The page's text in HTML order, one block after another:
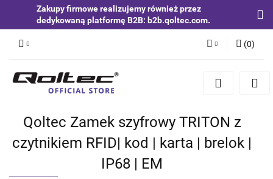
Zakupy firmowe realizujemy również przez
dedykowaną platformę B2B: b2b.qoltec.com.
Zaloguj się
Zgody cookies
(0)
Qoltec Zamek szyfrowy TRITON z
czytnikiem RFID| kod | karta | brelok |
IP68 | EM